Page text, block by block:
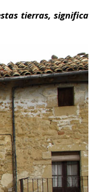
tierras, significa